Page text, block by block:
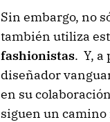
Sin embargo, no
también utiliza
fashionistas. Y, a
diseñador
en su
siguen un camino